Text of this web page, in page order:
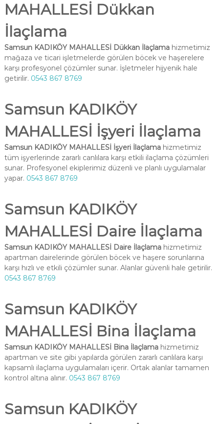
MAHALLESİ Dükkan
İlaçlama
Samsun KADIKÖY MAHALLESİ Dükkan İlaçlamahizmetimiz
mağaza ve ticari işletmelerde görülen böcek ve haşerelere
karşı profesyonel çözümler sunar. İşletmeler hijyenik hale
getirilir. 0543 867 8769
Samsun KADIKÖY
MAHALLESİ İşyeri İlaçlama
Samsun KADIKÖY MAHALLESİ İşyeri İlaçlamahizmetimiz
tüm işyerlerinde zararlı canlılara karşı etkili ilaçlama çözümleri
sunar. Profesyonel ekiplerimiz düzenli ve planlı uygulamalar
yapar. 0543 867 8769
Samsun KADIKÖY
MAHALLESİ Daire İlaçlama
Samsun KADIKÖY MAHALLESİ Daire İlaçlamahizmetimiz
apartman dairelerinde görülen böcek ve haşere sorunlarına
karşı hızlı ve etkili çözümler sunar. Alanlar güvenli hale getirilir.
0543 867 8769
Samsun KADIKÖY
MAHALLESİ Bina İlaçlama
Samsun KADIKÖY MAHALLESİ Bina İlaçlamahizmetimiz
apartman ve site gibi yapılarda görülen zararlı canlılara karşı
kapsamlı ilaçlama uygulamaları içerir. Ortak alanlar tamamen
kontrol altına alınır. 0543 867 8769
Samsun KADIKÖY